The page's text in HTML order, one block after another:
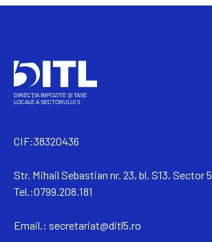
CIF:38320436
Str. Mihail Sebastian nr. 23, bl. S13, Sector 5
Tel.:0799.208.181
Email.: secretariat@ditl5.ro